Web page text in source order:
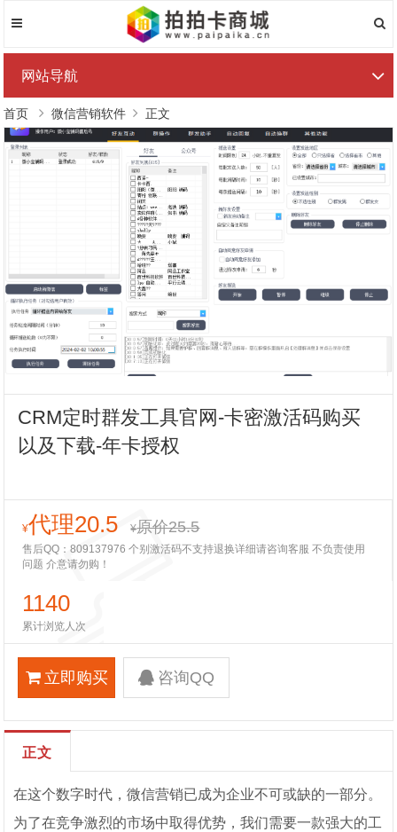
网站导航
首页 微信营销软件 正文
CRM定时群发工具官网-卡密激活码购买
以及下载-年卡授权
¥代理20.5 ¥原价25.5
售后QQ：809137976 个别激活码不支持退换详细请咨询客服 不负责使用
问题 介意请勿购！
1140
累计浏览人次
立即购买 咨询QQ
正文
在这个数字时代，微信营销已成为企业不可或缺的一部分。
为了在竞争激烈的市场中取得优势，我们需要一款强大的工